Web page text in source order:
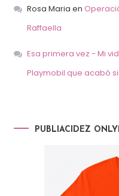
Rosa Maria en
Raffaella
Esa primera vez - Mi
Playmobil que acabó
PUBLIACIDEZ